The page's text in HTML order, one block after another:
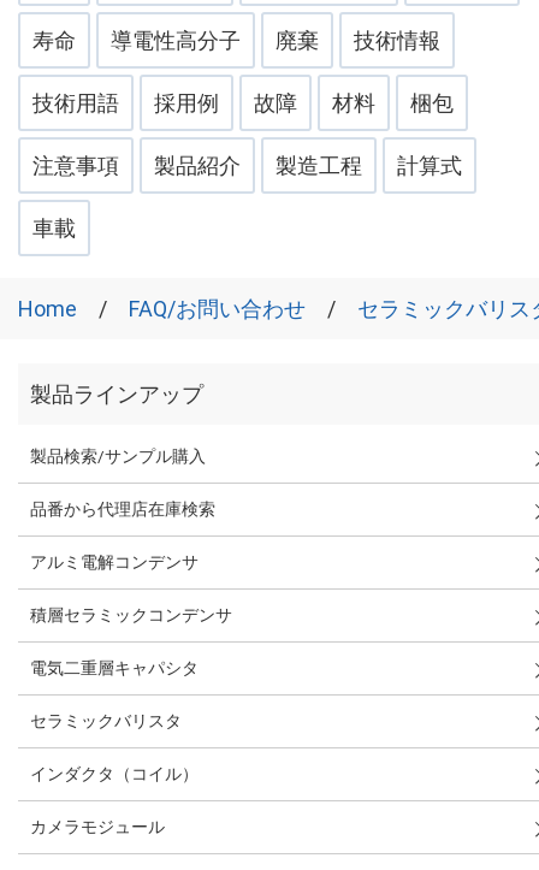
寿命 導電性高分子 廃棄 技術情報
技術用語 採用例 故障 材料 梱包
注意事項 製品紹介 製造工程 計算式
車載
Home FAQ/お問い合わせ セラミックバリス
製品ラインアップ
製品検索/サンプル購入
品番から代理店在庫検索
アルミ電解コンデンサ
積層セラミックコンデンサ
電気二重層キャパシタ
セラミックバリスタ
インダクタ（コイル）
カメラモジュール